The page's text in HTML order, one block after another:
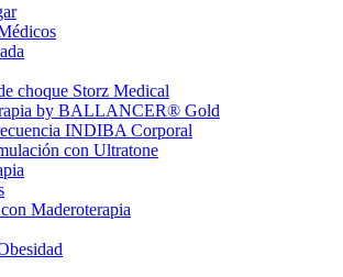
choque Storz Medical
by BALLANCER® Gold
INDIBA Corporal
con Ultratone
Maderoterapia